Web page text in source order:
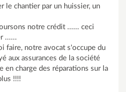
le chantier par un huissier, un
notre crédit ...... ceci
......
faire, notre avocat s'occupe du
aux assurances de la société
en charge des réparations sur la
!!!!